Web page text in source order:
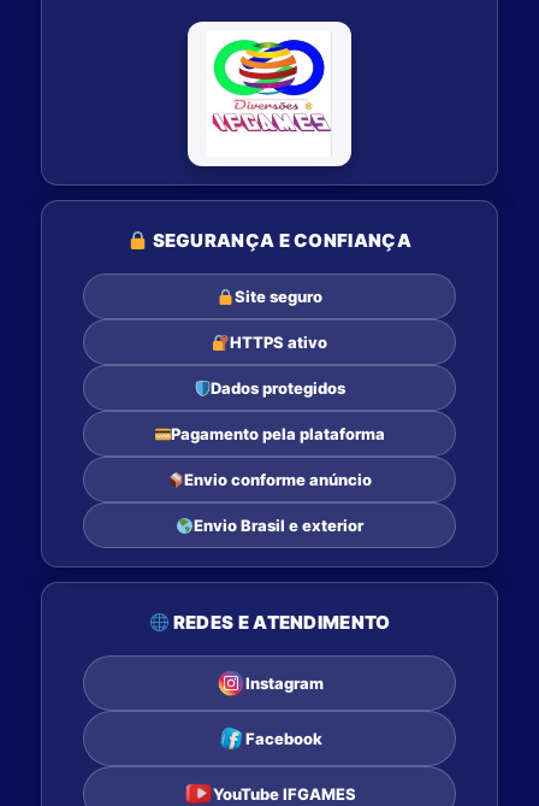
SEGURANÇA E CONFIANÇA
Site seguro
HTTPS ativo
Dados protegidos
Pagamento pela plataforma
Envio conforme anúncio
Envio Brasil e exterior
REDES E ATENDIMENTO
Instagram
Facebook
YouTube IFGAMES